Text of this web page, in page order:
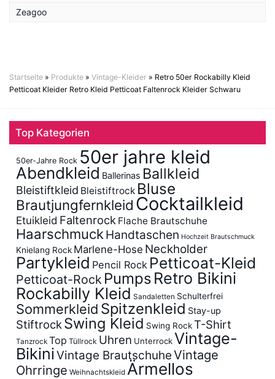
Zeagoo
Startseite » Produkte » Vintage-Kleider » Retro 50er Rockabilly Kleid
Petticoat Kleider Retro Kleid Petticoat Faltenrock Kleider Schwaru
Top Kategorien
50er-Jahre Rock 50er jahre kleid
Abendkleid Ballerinas Ballkleid
Bleistiftkleid Bleistiftrock Bluse
Brautjungfernkleid Cocktailkleid
Etuikleid Faltenrock Flache Brautschuhe
Haarschmuck Handtaschen Hochzeit Brautschmuck
Knielang Rock Marlene-Hose Neckholder
Partykleid Pencil Rock Petticoat-Kleid
Petticoat-Rock Pumps Retro Bikini
Rockabilly Kleid Sandaletten Schulterfrei
Sommerkleid Spitzenkleid Stay-up
Stiftrock Swing Kleid Swing RockT-Shirt
Tanzrock Top Tüllrock Uhren UnterrockVintage-
BikiniVintage BrautschuheVintage
Ohrringe Weihnachtskleid Ärmellos